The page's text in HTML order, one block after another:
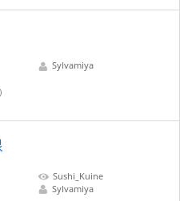
Sylvamiya
Sushi_Kuine
Sylvamiya